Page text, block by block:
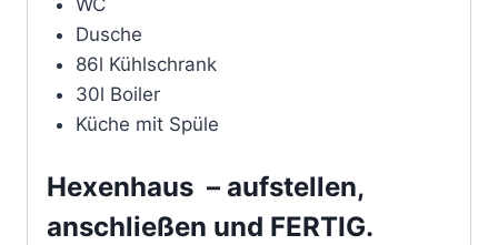
Dusche
86l Kühlschrank
30l Boiler
Küche mit Spüle
Hexenhaus – aufstellen,
anschließen und FERTIG.